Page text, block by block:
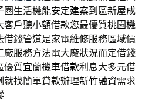
圏生活機能安定建案到區新屋成
客戶聽小額借款您最優質桃園機
借錢管道是家電維修服務區域價
廠服務方法電大廠狀況而定借錢
優質宜蘭機車借款利息大多元借
就找簡單貸款辦理新竹融資需求